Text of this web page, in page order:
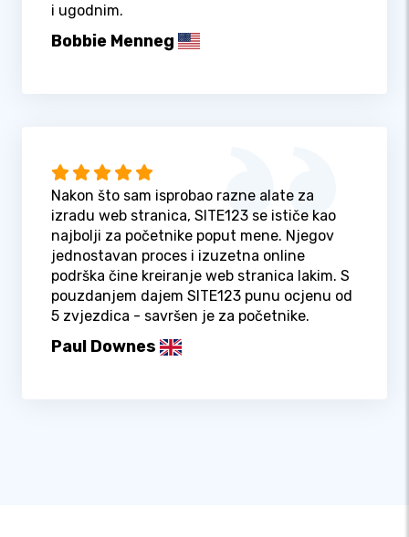
i ugodnim.
Bobbie Menneg
Nakon što sam isprobao razne alate za
izradu web stranica, SITE123 se ističe kao
najbolji za početnike poput mene. Njegov
jednostavan proces i izuzetna online
podrška čine kreiranje web stranica lakim. S
pouzdanjem dajem SITE123 punu ocjenu od
5 zvjezdica - savršen je za početnike.
Paul Downes